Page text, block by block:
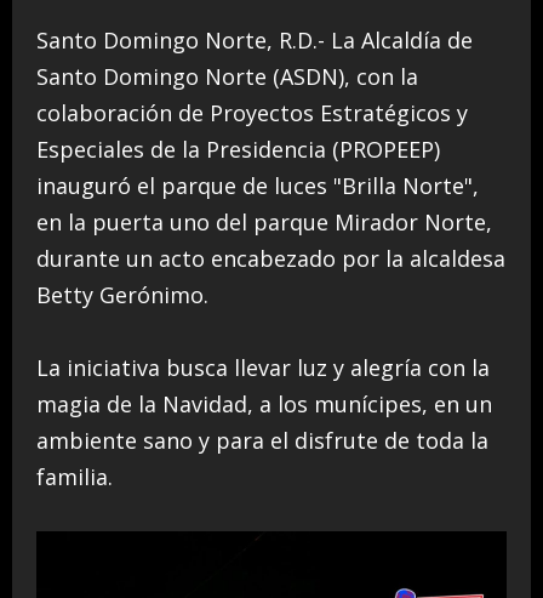
Santo Domingo Norte, R.D.- La Alcaldía de
Santo Domingo Norte (ASDN), con la
colaboración de Proyectos Estratégicos y
Especiales de la Presidencia (PROPEEP)
inauguró el parque de luces "Brilla Norte",
en la puerta uno del parque Mirador Norte,
durante un acto encabezado por la alcaldesa
Betty Gerónimo.
La iniciativa busca llevar luz y alegría con la
magia de la Navidad, a los munícipes, en un
ambiente sano y para el disfrute de toda la
familia.